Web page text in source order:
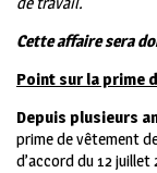
Cette affaire sera
Point sur la prime
Depuis plusieurs
prime de vêtement
d’accord du 12